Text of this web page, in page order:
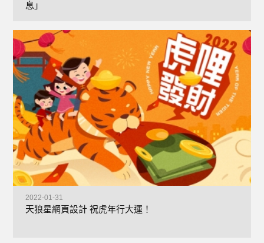
息」
2022-01-31
天狼星網頁設計 祝虎年行大運！